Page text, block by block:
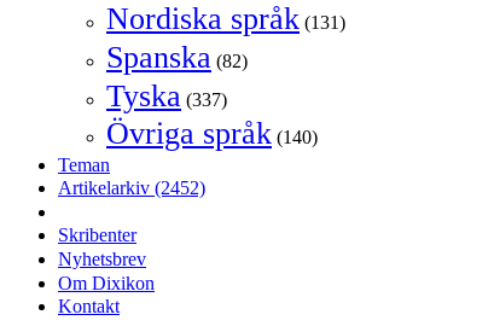
Nordiska språk (131)
Spanska (82)
Tyska (337)
Övriga språk (140)
Teman
Artikelarkiv (2452)
Skribenter
Nyhetsbrev
Om Dixikon
Kontakt